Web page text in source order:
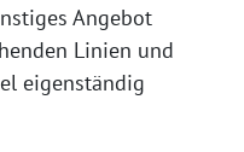
Angebot
Linien und
eigenständig